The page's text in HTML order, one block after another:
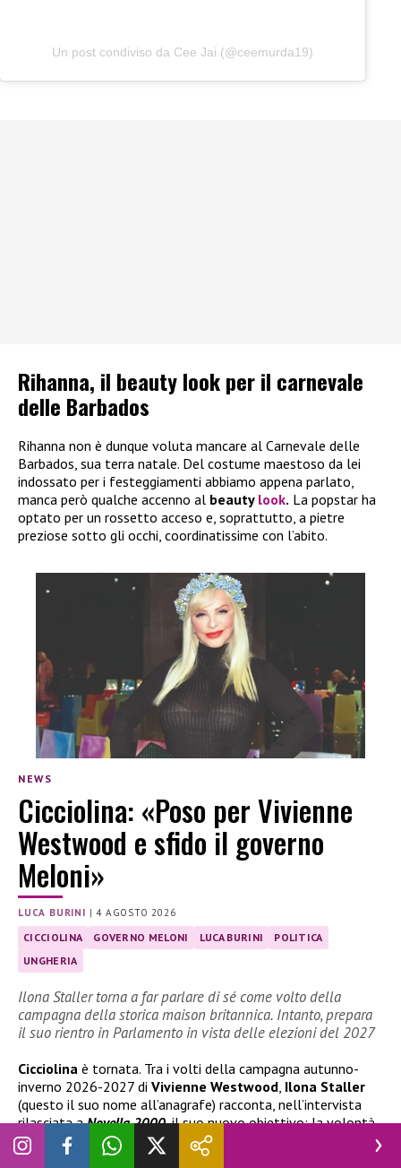
Un post condiviso da Cee Jai (@ceemurda19)
Rihanna, il beauty look per il carnevale
delle Barbados
Rihanna non è dunque voluta mancare al Carnevale delle
Barbados, sua terra natale. Del costume maestoso da lei
indossato per i festeggiamenti abbiamo appena parlato,
manca però qualche accenno al beauty look. La popstar ha
optato per un rossetto acceso e, soprattutto, a pietre
preziose sotto gli occhi, coordinatissime con l’abito.
NEWS
Cicciolina: «Poso per Vivienne
Westwood e sfido il governo
Meloni»
LUCA BURINI |4 AGOSTO 2026
CICCIOLINA GOVERNO MELONI LUCA BURINI
POLITICA
UNGHERIA
Ilona Staller torna a far parlare di sé come volto della
campagna della storica maison britannica. Intanto, prepara
il suo rientro in Parlamento in vista delle elezioni del 2027
Cicciolina è tornata. Tra i volti della campagna autunno-
inverno 2026-2027 di Vivienne Westwood Ilona Staller
(questo il suo nome all’anagrafe) racconta, nell’intervista
rilasciata aNovella 2000, il suo nuovo obiettivo: la volontà
di ricandidarsi alle prossime elezioni politiche per fare ritorno
in Parlamento, dopo l’esperienza da deputata nella X